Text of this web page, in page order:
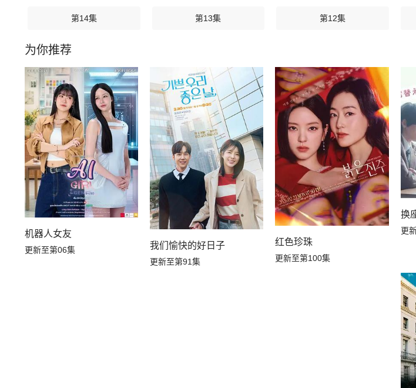
第14集 第13集 第12集
第08集
第02集 第01集
为你推荐
机器人女友
更新至第06集 我们愉快的好日子
更新至第91集
红色珍珠
更新至第100集
换
更